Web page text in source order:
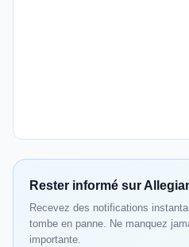
Rester informé sur
Recevez des notifications
tombe en panne. Ne manquez
importante.